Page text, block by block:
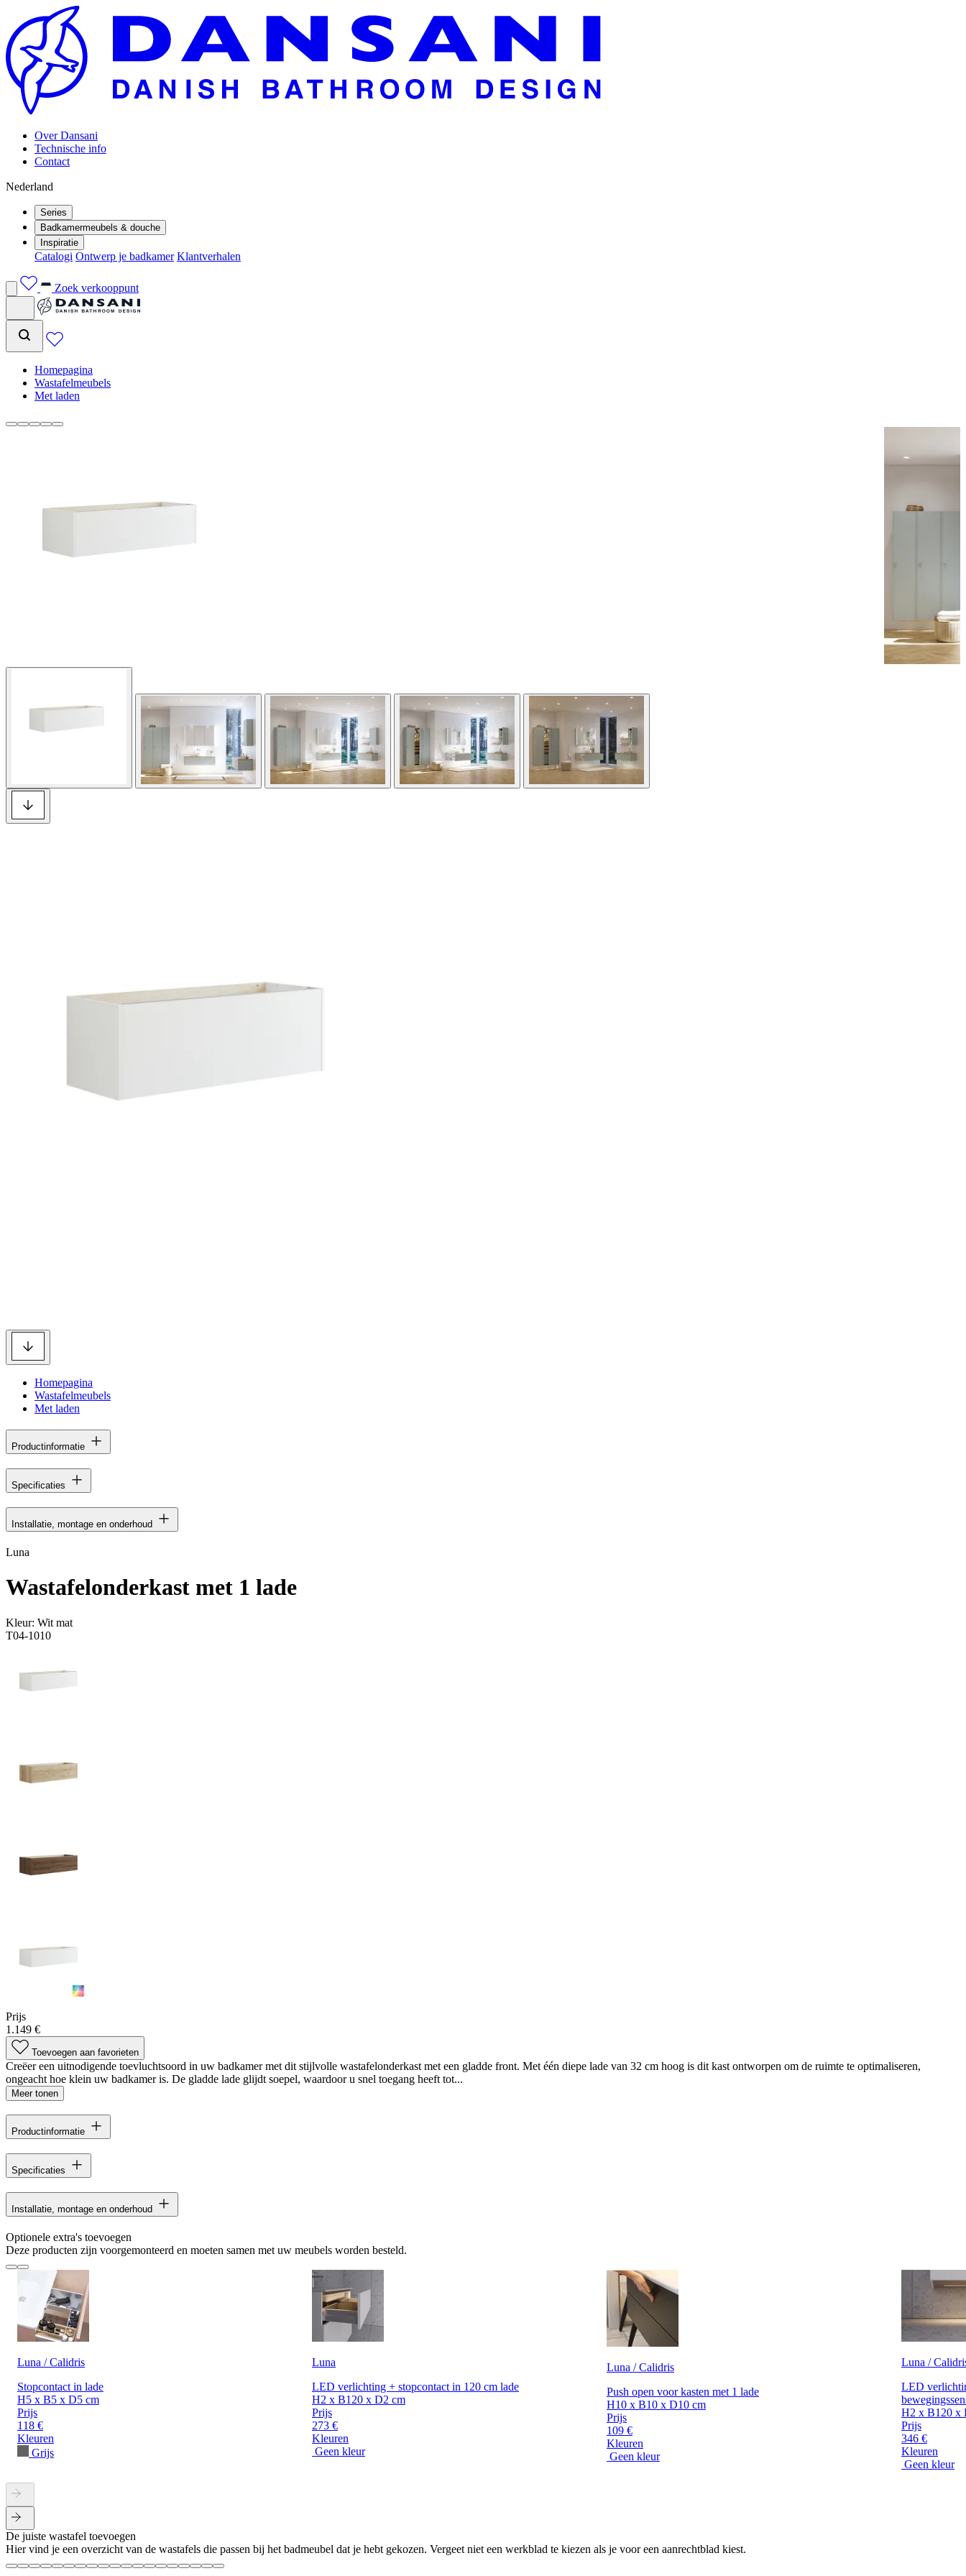
Over Dansani
Technische info
Contact
Nederland
Series
Badkamermeubels & douche
Inspiratie
Catalogi Ontwerp je badkamer Klantverhalen
Zoek verkooppunt
Homepagina
Wastafelmeubels
Met laden
Homepagina
Wastafelmeubels
Met laden
Productinformatie
Specificaties
Installatie, montage en onderhoud
Luna
Wastafelonderkast met 1 lade
Kleur: Wit mat
T04-1010
Prijs
1.149 €
Toevoegen aan favorieten
Creëer een uitnodigende toevluchtsoord in uw badkamer met dit stijlvolle wastafelonderkast met een gladde front. Met één diepe lade van 32 cm hoog is dit kast ontworpen om de ruimte te optimaliseren,
ongeacht hoe klein uw badkamer is. De gladde lade glijdt soepel, waardoor u snel toegang heeft tot...
Meer tonen
Productinformatie
Specificaties
Installatie, montage en onderhoud
Optionele extra's toevoegen
Deze producten zijn voorgemonteerd en moeten samen met uw meubels worden besteld.
Luna / Calidris
Stopcontact in lade
H5 x B5 x D5 cm
Prijs
118 €
Kleuren
Grijs
Luna
LED verlichting + stopcontact in 120 cm lade
H2 x B120 x D2 cm
Prijs
273 €
Kleuren
Geen kleur
Luna / Calidris
Push open voor kasten met 1 lade
H10 x B10 x D10 cm
Prijs
109 €
Kleuren
Geen kleur
Luna /
LED
H2 x B120 x
Prijs
346 €
Kleuren
Geen kleur
De juiste wastafel toevoegen
Hier vind je een overzicht van de wastafels die passen bij het badmeubel dat je hebt gekozen. Vergeet niet een werkblad te kiezen als je voor een aanrechtblad kiest.